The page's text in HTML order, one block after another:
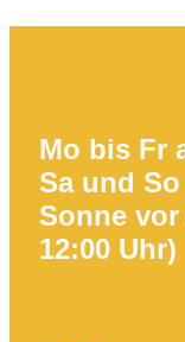
Mo bis Fr
Sa und
Sonne
12:00 Uhr)